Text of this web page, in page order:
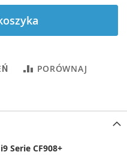
PORÓWNAJ
Serie CF908+